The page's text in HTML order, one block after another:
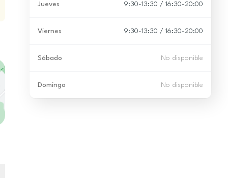
Jueves 9:30-13:30 / 16:30-20:00
Viernes 9:30-13:30 / 16:30-20:00
Sábado No disponible
Domingo No disponible